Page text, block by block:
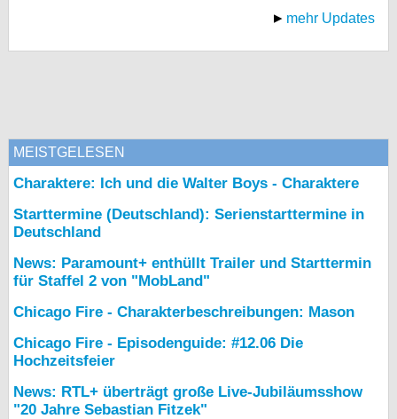
mehr Updates
MEISTGELESEN
Charaktere: Ich und die Walter Boys - Charaktere
Starttermine (Deutschland): Serienstarttermine in
Deutschland
News: Paramount+ enthüllt Trailer und Starttermin
für Staffel 2 von "MobLand"
Chicago Fire - Charakterbeschreibungen: Mason
Chicago Fire - Episodenguide: #12.06 Die
Hochzeitsfeier
News: RTL+ überträgt große Live-Jubiläumsshow
"20 Jahre Sebastian Fitzek"